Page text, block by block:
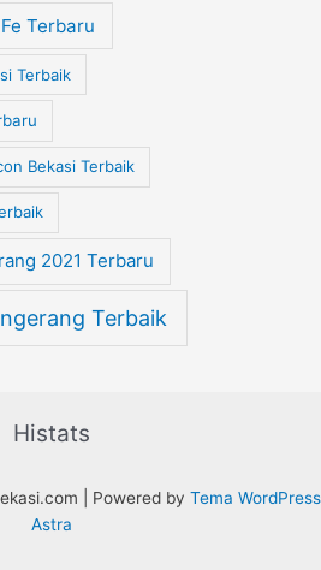
Terbaru
Terbaik
Bekasi Terbaik
2021 Terbaru
Terbaik
Histats
| Powered by Tema WordPress
Astra